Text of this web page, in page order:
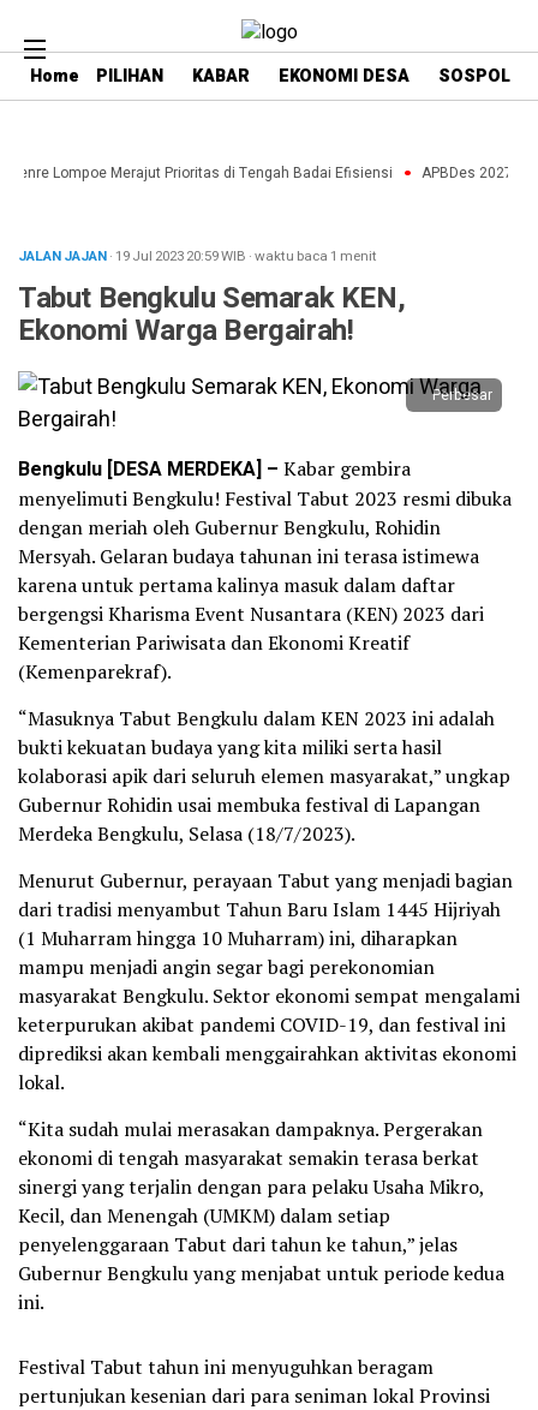
Home PILIHAN KABAR EKONOMI DESA SOSPOL
Lompoe Merajut Prioritas di Tengah Badai Efisiensi APBDes 2027:
JALAN JAJAN· 19 Jul 202320:59WIB ·waktu baca 1 menit
Tabut Bengkulu Semarak KEN,
Ekonomi Warga Bergairah!
Perbesar
Bengkulu [DESA MERDEKA] – Kabar gembira
menyelimuti Bengkulu! Festival Tabut 2023 resmi dibuka
dengan meriah oleh Gubernur Bengkulu, Rohidin
Mersyah. Gelaran budaya tahunan ini terasa istimewa
karena untuk pertama kalinya masuk dalam daftar
bergengsi Kharisma Event Nusantara (KEN) 2023 dari
Kementerian Pariwisata dan Ekonomi Kreatif
(Kemenparekraf).
“Masuknya Tabut Bengkulu dalam KEN 2023 ini adalah
bukti kekuatan budaya yang kita miliki serta hasil
kolaborasi apik dari seluruh elemen masyarakat,” ungkap
Gubernur Rohidin usai membuka festival di Lapangan
Merdeka Bengkulu, Selasa (18/7/2023).
Menurut Gubernur, perayaan Tabut yang menjadi bagian
dari tradisi menyambut Tahun Baru Islam 1445 Hijriyah
(1 Muharram hingga 10 Muharram) ini, diharapkan
mampu menjadi angin segar bagi perekonomian
masyarakat Bengkulu. Sektor ekonomi sempat mengalami
keterpurukan akibat pandemi COVID-19, dan festival ini
diprediksi akan kembali menggairahkan aktivitas ekonomi
lokal.
“Kita sudah mulai merasakan dampaknya. Pergerakan
ekonomi di tengah masyarakat semakin terasa berkat
sinergi yang terjalin dengan para pelaku Usaha Mikro,
Kecil, dan Menengah (UMKM) dalam setiap
penyelenggaraan Tabut dari tahun ke tahun,” jelas
Gubernur Bengkulu yang menjabat untuk periode kedua
ini.
Festival Tabut tahun ini menyuguhkan beragam
pertunjukan kesenian dari para seniman lokal Provinsi